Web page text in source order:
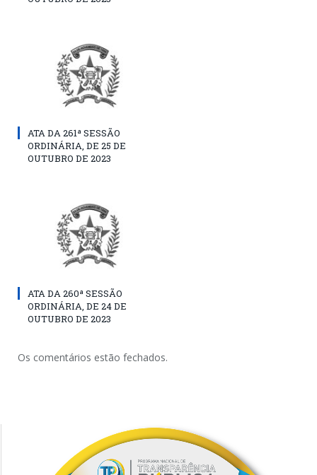
ATA DA 261ª SESSÃO
ORDINÁRIA, DE 25 DE
OUTUBRO DE 2023
ATA DA 260ª SESSÃO
ORDINÁRIA, DE 24 DE
OUTUBRO DE 2023
Os comentários estão fechados.